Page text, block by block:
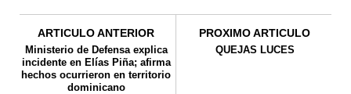
ARTICULO ANTERIOR
Ministerio de Defensa explica
incidente en Elías Piña; afirma
hechos ocurrieron en territorio
dominicano
PROXIMO ARTICULO
QUEJAS LUCES